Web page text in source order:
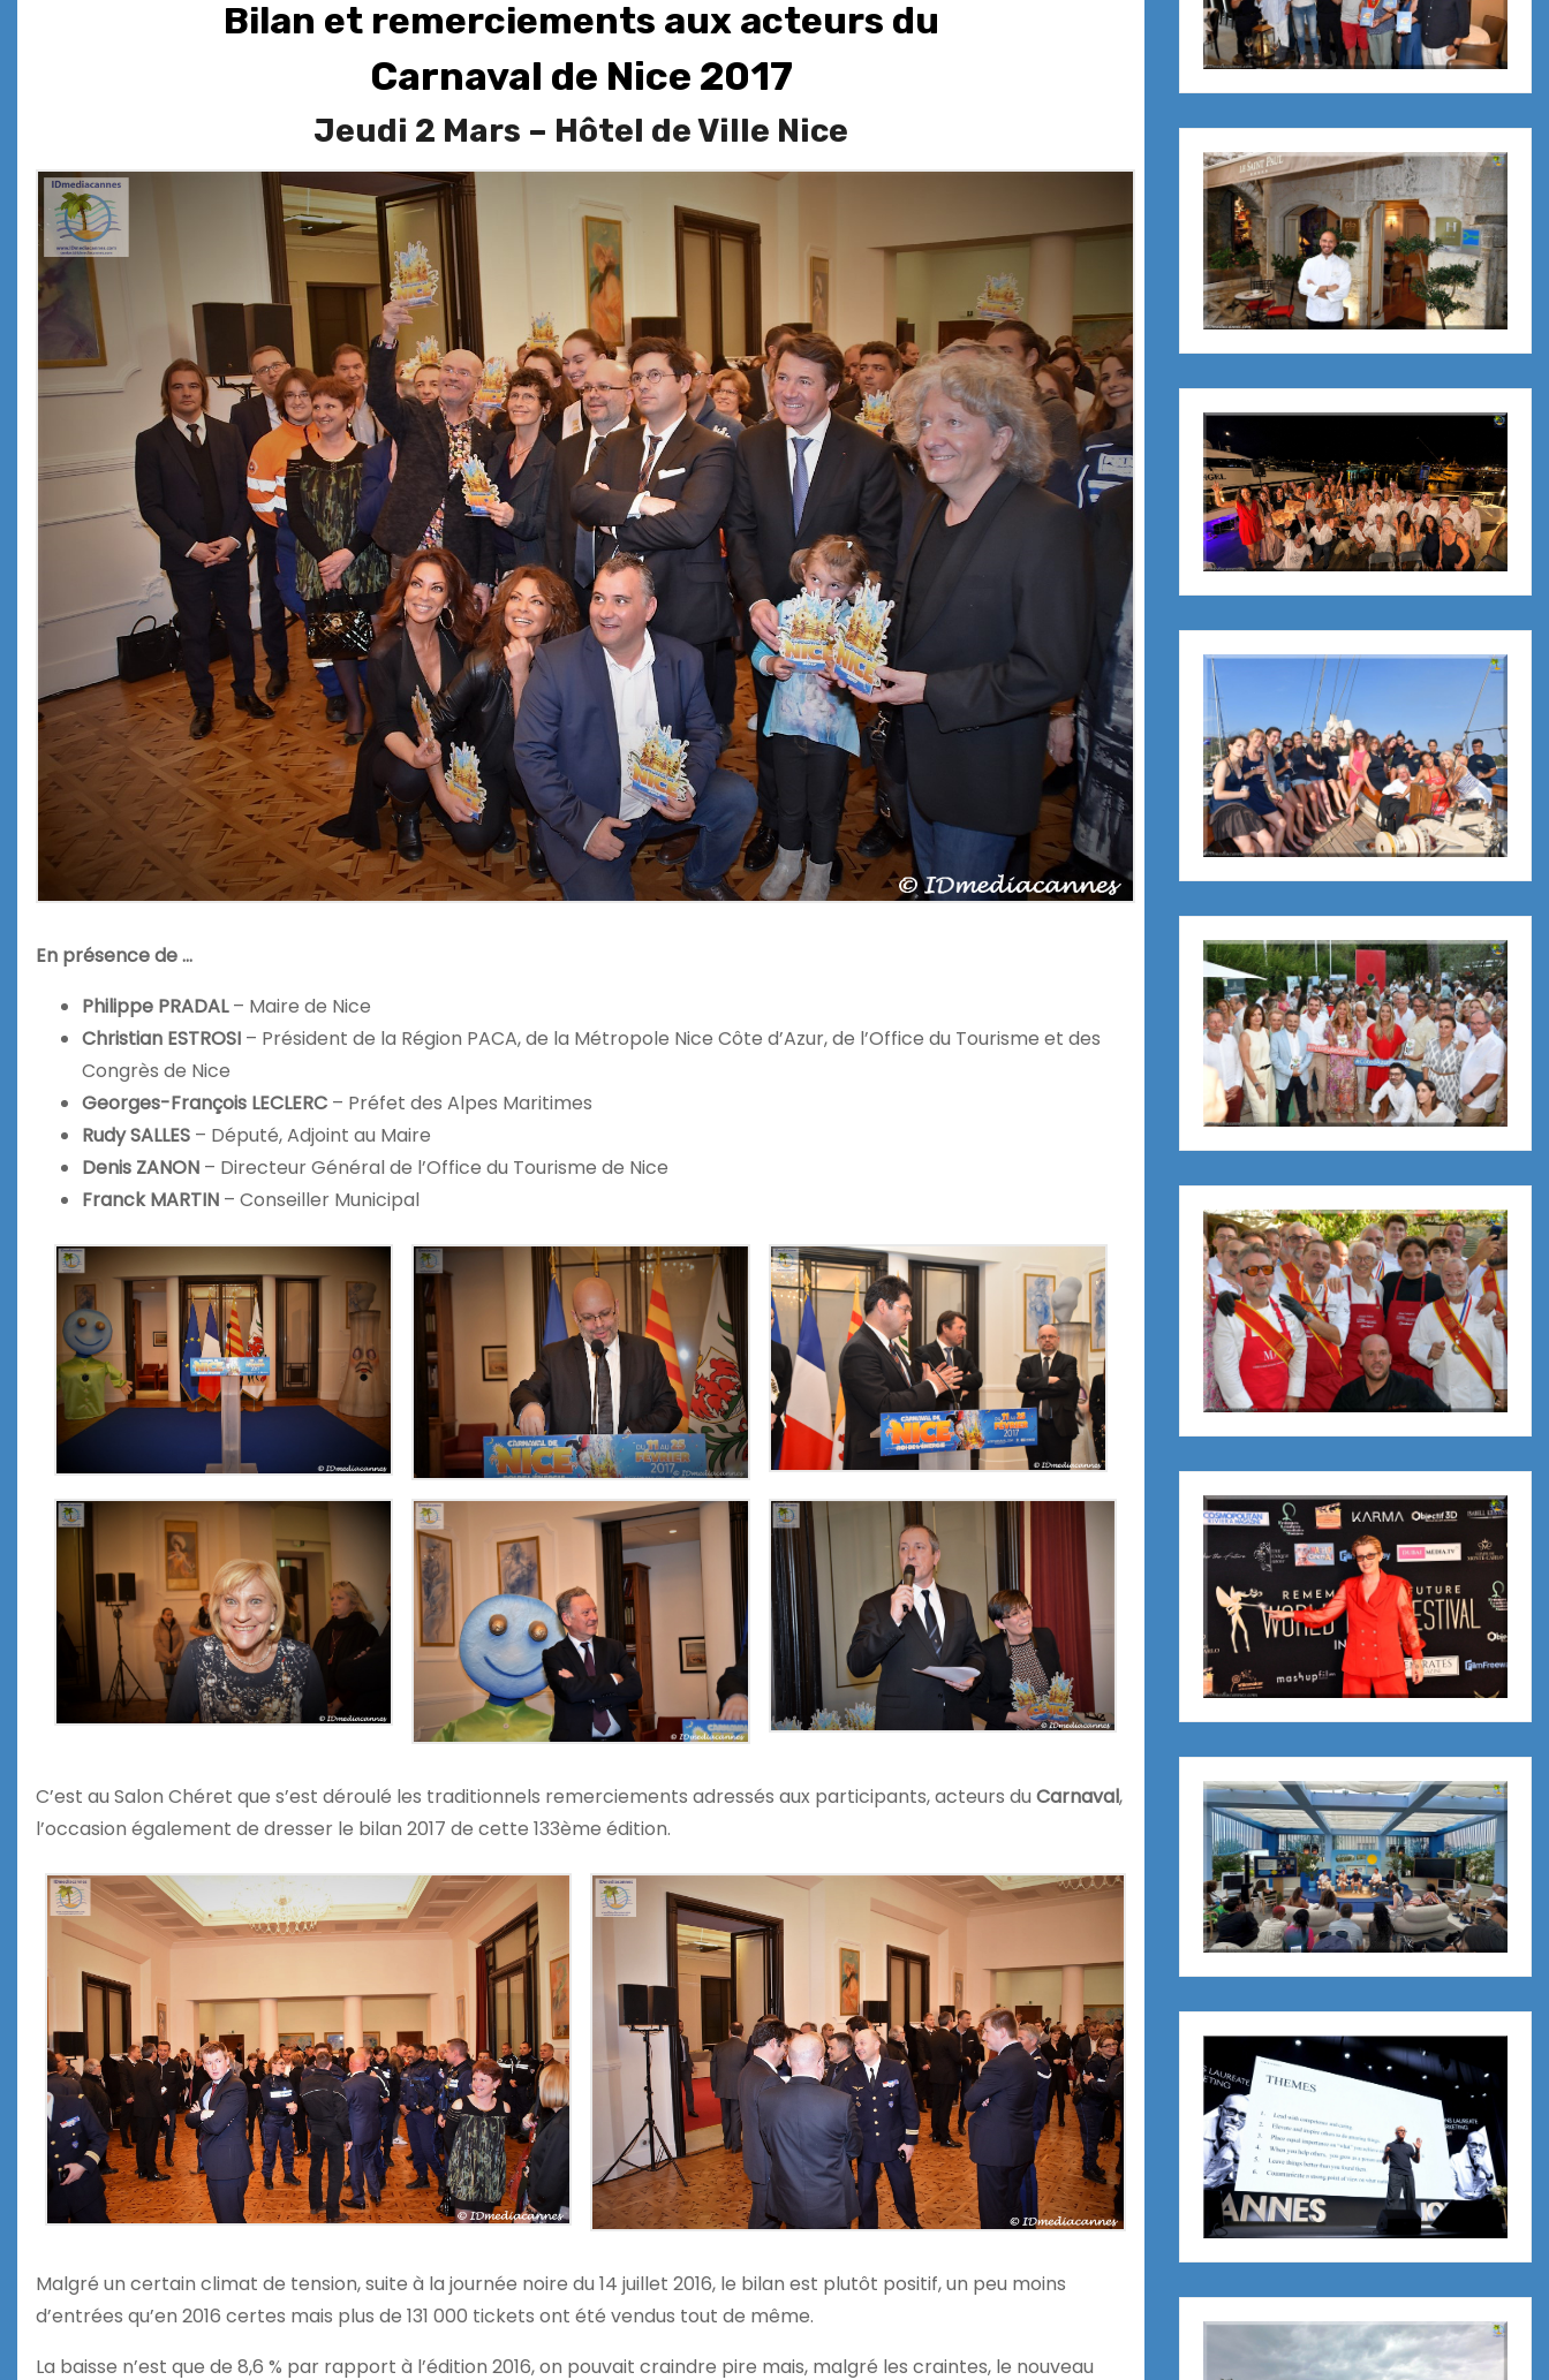
Bilan et remerciements aux acteurs du
Carnaval de Nice 2017
Jeudi 2 Mars – Hôtel de Ville Nice
En présence de …
Philippe PRADAL– Maire de Nice
Christian ESTROSI – Président de la Région PACA, de la Métropole Nice Côte d’Azur, de l’Office du Tourisme et des
Congrès de Nice
Georges-François LECLERC – Préfet des Alpes Maritimes
Rudy SALLES – Député, Adjoint au Maire
Denis ZANON – Directeur Général de l’Office du Tourisme de Nice
Franck MARTIN – Conseiller Municipal
C’est au Salon Chéret que s’est déroulé les traditionnels remerciements adressés aux participants, acteurs du Carnaval,
l’occasion également de dresser le bilan 2017 de cette 133ème édition.
Malgré un certain climat de tension, suite à la journée noire du 14 juillet 2016, le bilan est plutôt positif, un peu moins
d’entrées qu’en 2016 certes mais plus de 131 000 tickets ont été vendus tout de même.
La baisse n’est que de 8,6 % par rapport à l’édition 2016, on pouvait craindre pire mais, malgré les craintes, le nouveau